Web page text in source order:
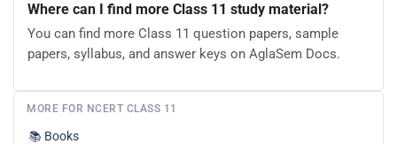
Where can I find more Class 11 study material?
You can find more Class 11 question papers, sample
papers, syllabus, and answer keys on AglaSem Docs.
MORE FOR NCERT CLASS 11
📚 Books